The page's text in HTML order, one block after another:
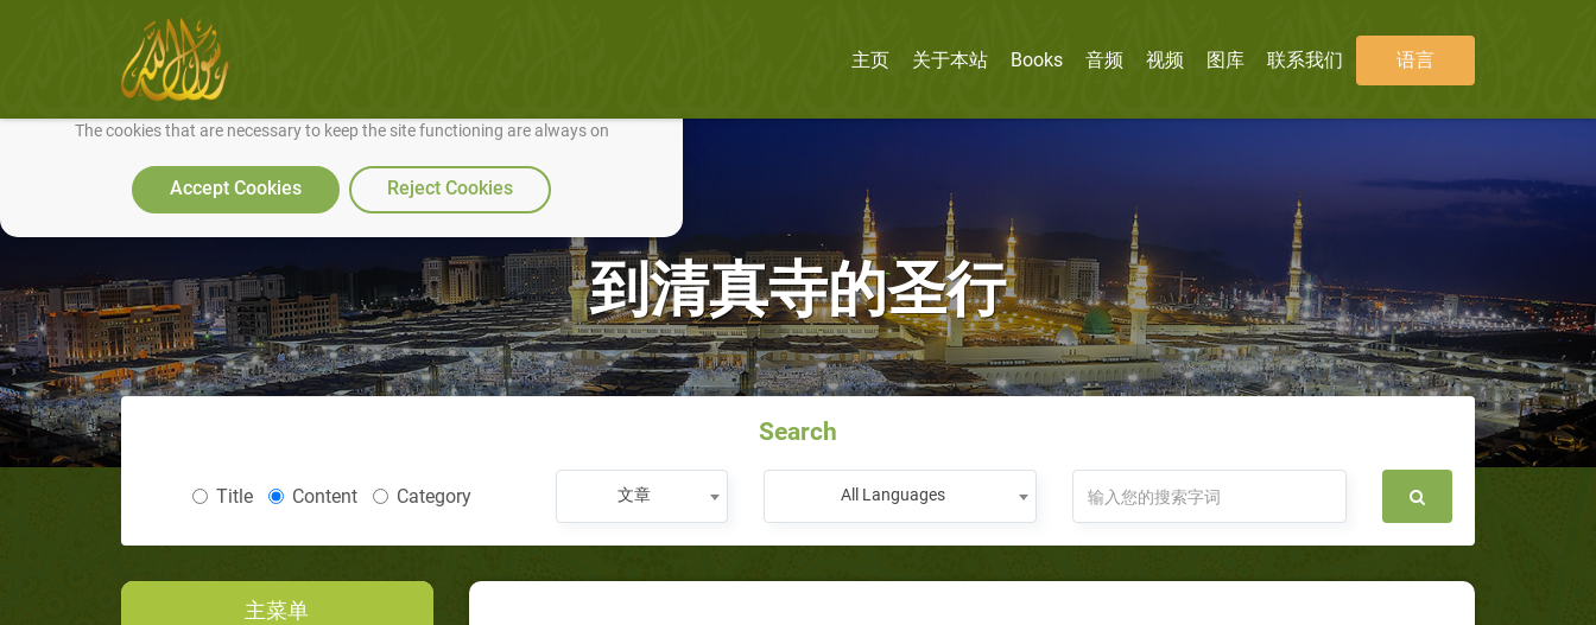
We use cookies to make our site work well for you and so we can continually improve it.
The cookies that are necessary to keep the site functioning are always on
Accept Cookies Reject Cookies
主页 关于本站 Books 音频 视频 图库 联系我们 语言
到清真寺的圣行
Search
Title Content Category 文章 All Languages
主菜单